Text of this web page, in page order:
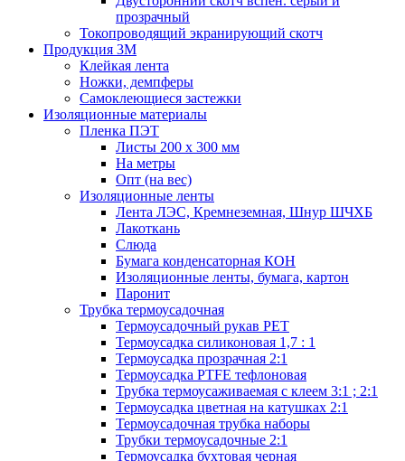
прозрачный
Токопроводящий экранирующий скотч
Продукция 3M
Клейкая лента
Ножки, демпферы
Самоклеющиеся застежки
Изоляционные материалы
Пленка ПЭТ
Листы 200 х 300 мм
На метры
Опт (на вес)
Изоляционные ленты
Лента ЛЭС, Кремнеземная, Шнур ШЧХБ
Лакоткань
Слюда
Бумага конденсаторная КОН
Изоляционные ленты, бумага, картон
Паронит
Трубка термоусадочная
Термоусадочный рукав PET
Термоусадка силиконовая 1,7 : 1
Термоусадка прозрачная 2:1
Термоусадка PTFE тефлоновая
Трубка термоусаживаемая с клеем 3:1 ; 2:1
Термоусадка цветная на катушках 2:1
Термоусадочная трубка наборы
Трубки термоусадочные 2:1
Термоусадка бухтовая черная